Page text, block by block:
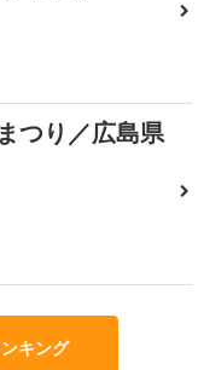
つり／広島県
キング